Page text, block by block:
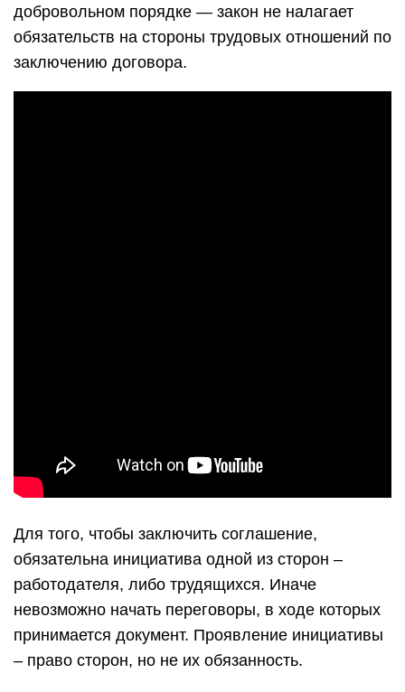
добровольном порядке — закон не налагает
обязательств на стороны трудовых отношений по
заключению договора.
Для того, чтобы заключить соглашение,
обязательна инициатива одной из сторон –
работодателя, либо трудящихся. Иначе
невозможно начать переговоры, в ходе которых
принимается документ. Проявление инициативы
– право сторон, но не их обязанность.